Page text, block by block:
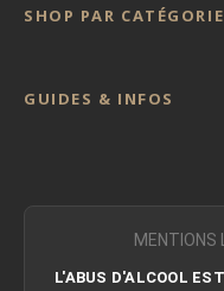
SHOP PAR CATÉGORIE
GUIDES & INFOS
MENTIONS
L'ABUS D'ALCOOL